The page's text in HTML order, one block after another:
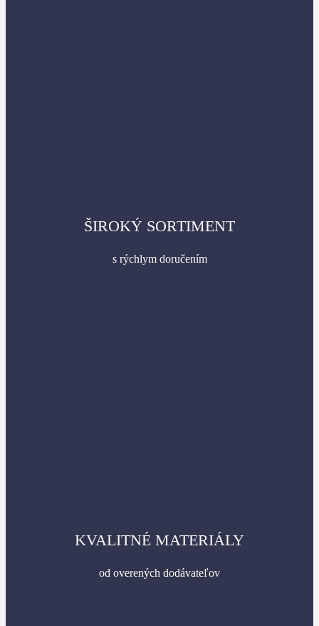
ŠIROKÝ SORTIMENT
s rýchlym doručením
KVALITNÉ MATERIÁLY
od overených dodávateľov